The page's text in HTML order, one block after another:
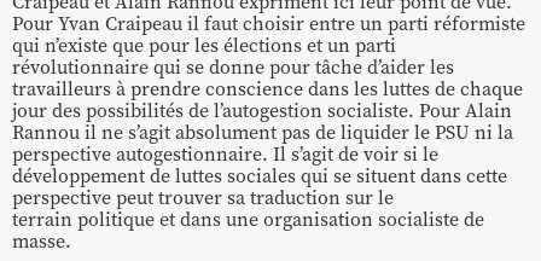
Pour Yvan Craipeau il faut choisir entre un parti réformiste
qui n’existe que pour les élections et un parti
révolutionnaire qui se donne pour tâche d’aider les
travailleurs à prendre conscience dans les luttes de chaque
jour des possibilités de l’autogestion socialiste. Pour Alain
Rannou il ne s’agit absolument pas de liquider le PSU ni la
perspective autogestionnaire. Il s’agit de voir si le
développement de luttes sociales qui se situent dans cette
perspective peut trouver sa traduction sur le
terrain politique et dans une organisation socialiste de
masse.